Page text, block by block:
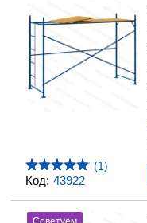
Код: 43922
(1)